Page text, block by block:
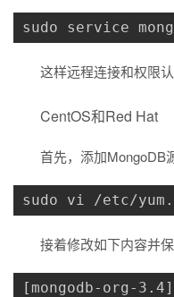
sudo service
这样远程连接和权限
CentOS和Red Hat
首先，添加MongoDB
sudo vi /etc/
接着修改如下内容并保
[mongodb-org-3.4]